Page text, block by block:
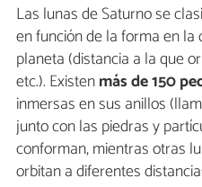
Las lunas de Saturno se
en función de la forma en
planeta (distancia a la que
etc.). Existenmás de 150
inmersas en sus anillos
junto con las piedras y
conforman, mientras otras
orbitan a diferentes